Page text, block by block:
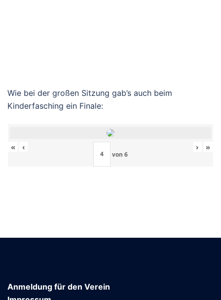
Wie bei der großen Sitzung gab’s auch beim
Kinderfasching ein Finale:
« ‹
von 6
› »
Anmeldung für den Verein